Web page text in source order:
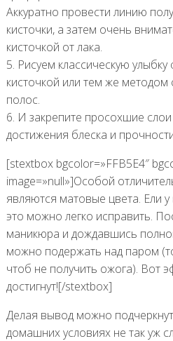
Аккуратно провести линию
кисточки, а затем очень
кисточкой от лака.
5. Рисуем классическую
кисточкой или тем же
полос.
6. И закрепите просохшие
достижения блеска и
[stextbox bgcolor=»FFB5E4″
image=»null»]Особой
являются матовые цвета. Ели у
это можно легко исправить.
маникюра и дождавшись
можно подержать над паром
чтоб не получить ожога). Вот
достигнут![/stextbox]
Делая вывод можно
домашних условиях не так уж